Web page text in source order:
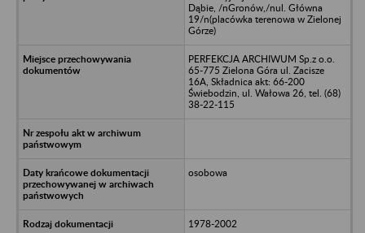
Dąbie, /nGronów,/nul. Główna
19/n(placówka terenowa w Zielonej
Górze)
PERFEKCJA ARCHIWUM Sp.z o.o.
65-775 Zielona Góra ul. Zacisze
16A, Składnica akt: 66-200
Świebodzin, ul. Wałowa 26, tel. (68)
38-22-115
osobowa
1978-2002